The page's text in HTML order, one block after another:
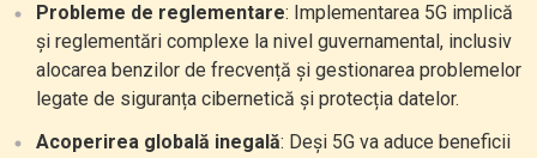
Probleme de reglementare: Implementarea 5G implică
și reglementări complexe la nivel guvernamental, inclusiv
alocarea benzilor de frecvență și gestionarea problemelor
legate de siguranța cibernetică și protecția datelor.
Acoperirea globală inegală: Deși 5G va aduce beneficii